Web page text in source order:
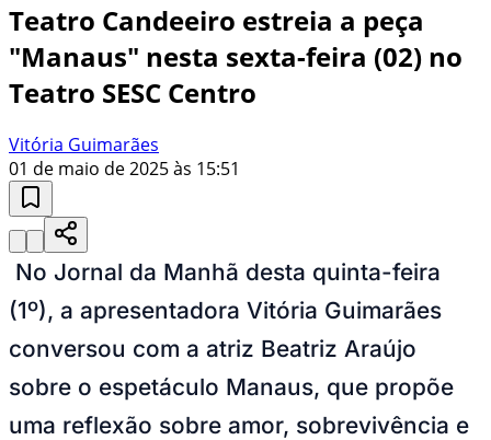
Teatro Candeeiro estreia a peça
"Manaus" nesta sexta-feira (02) no
Teatro SESC Centro
Vitória Guimarães
01 de maio de 2025 às 15:51
No Jornal da Manhã desta quinta-feira
(1º), a apresentadora Vitória Guimarães
conversou com a atriz Beatriz Araújo
sobre o espetáculo Manaus, que propõe
uma reflexão sobre amor, sobrevivência e